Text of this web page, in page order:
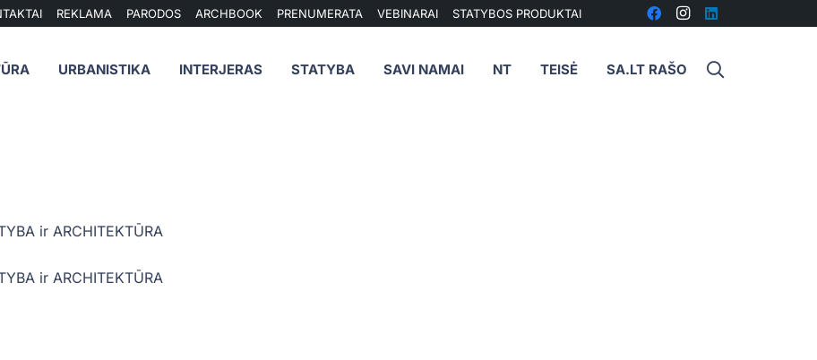
REKLAMA PARODOS ARCHBOOK PRENUMERATA VEBINARAI STATYBOS PRODUKTAI
URBANISTIKA INTERJERAS STATYBA SAVI NAMAI NT TEISĖ SA.LT RAŠO
ir ARCHITEKTŪRA
ir ARCHITEKTŪRA